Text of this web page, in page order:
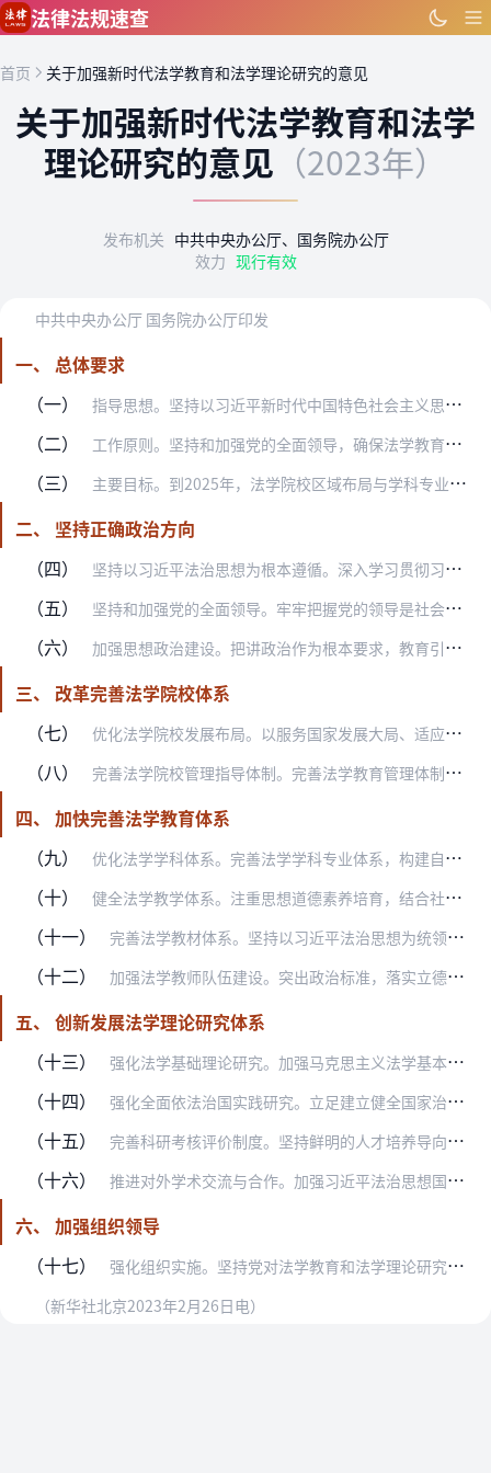
跳到主要内容
法律法规速查
首页 关于加强新时代法学教育和法学理论研究的意见
关于加强新时代法学教育和法学
理论研究的意见 （2023年）
发布机关 中共中央办公厅、国务院办公厅
效力 现行有效
中共中央办公厅 国务院办公厅印发
一、 总体要求
（一）
指导思想。坚持以习近平新时代中国特色社会主义思想为指导，认真学习宣传贯彻党的二十大精神，深入学习贯彻习近平法治思想，弘扬伟大建党精神，深刻领悟“两个确立”的决定…
（二） 工作原则。坚持和加强党的全面领导，确保法学教育和法学理论研究始终沿着正确政治方向前进。坚持围绕中心、服务大局，把法学教育和法学理论研究放在党和国家工作大局中谋划…
（三） 主要目标。到2025年，法学院校区域布局与学科专业布局更加均衡，法学教育管理指导体制更加完善，人才培养质量稳步提升，重点领域人才短板加快补齐，法学理论研究领域不…
二、 坚持正确政治方向
（四）
坚持以习近平法治思想为根本遵循。深入学习贯彻习近平法治思想，坚持用习近平法治思想全方位占领法学教育和法学理论研究阵地，教育引导广大法学院校师生和法学理论工作者做…
（五） 坚持和加强党的全面领导。牢牢把握党的领导是社会主义法治的根本保证，全面贯彻党的基本理论、基本路线、基本方略，引导广大法学院校师生和法学理论工作者自觉强化党的领导…
（六） 加强思想政治建设。把讲政治作为根本要求，教育引导广大法学教师和理论工作者提高政治敏锐性和政治鉴别力，严守政治纪律和政治规矩，把政治标准和政治要求贯穿法学教育和法…
三、 改革完善法学院校体系
（七）
优化法学院校发展布局。以服务国家发展大局、适应区域法治人才需求为根本，调整优化法学院校区域布局，统筹全国法学学科专业设置和学位授权点设置，推进法学教育区域均衡发…
（八） 完善法学院校管理指导体制。完善法学教育管理体制，加强中央依法治国办对法学教育工作的宏观指导，加强国务院教育主管部门和司法行政部门对高等学校法学教育工作的指导。推…
四、 加快完善法学教育体系
（九）
优化法学学科体系。完善法学学科专业体系，构建自主设置与引导设置相结合的学科专业建设新机制。立足中国实际，推进法理学、法律史等基础学科以及宪法学与行政法学、刑法学…
（十） 健全法学教学体系。注重思想道德素养培育，结合社会实践，积极开展理想信念教育、中华优秀传统法律文化教育，大力弘扬社会主义法治精神，健全法律职业伦理和职业操守教育机…
（十一） 完善法学教材体系。坚持以习近平法治思想为统领，通过抓好核心教材、编好主干教材、开发新形态教材等，构建中国特色法学教材体系。用好《习近平法治思想概论》等教材，巩固…
（十二） 加强法学教师队伍建设。突出政治标准，落实立德树人根本任务，推进法学教师队伍建设改革，打造一支政治立场坚定、法学根底深厚、熟悉中国国情、通晓国际规则的高水平专兼职…
五、 创新发展法学理论研究体系
（十三）
强化法学基础理论研究。加强马克思主义法学基本原理研究，以马克思主义经典著作为基础，加强法学理论提炼、阐释，不断完善马克思主义法治理论体系。坚持把习近平法治思想的…
（十四） 强化全面依法治国实践研究。立足建立健全国家治理急需、满足人民日益增长的美好生活需要必备的法律制度，围绕法治建设重大规划、重点改革、重要举措等，开展前瞻性、针对性…
（十五） 完善科研考核评价制度。坚持鲜明的人才培养导向、潜心治学导向、服务党和人民导向，改进科研评价方式，构建符合法学学科特点的学术评价体系，以学术质量、社会影响、实际效…
（十六） 推进对外学术交流与合作。加强习近平法治思想国际传播，全面展示新时代中国特色社会主义法治建设取得的历史性成就、发生的历史性变革，充分彰显习近平法治思想的理论伟力、…
六、 加强组织领导
（十七）
强化组织实施。坚持党对法学教育和法学理论研究工作的全面领导，中央依法治国委加强统筹规划，国务院教育主管部门和司法行政部门会同有关法治工作部门密切协作、形成合力，…
（新华社北京2023年2月26日电）